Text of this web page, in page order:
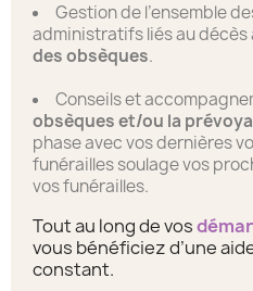
Gestion de l’ensemble
administratifs liés au décès
des obsèques.
Conseils et
obsèques et/ou la
phase avec vos dernières
funérailles soulage vos
vos funérailles.
Tout au long de vos
vous bénéficiez d’une
constant.